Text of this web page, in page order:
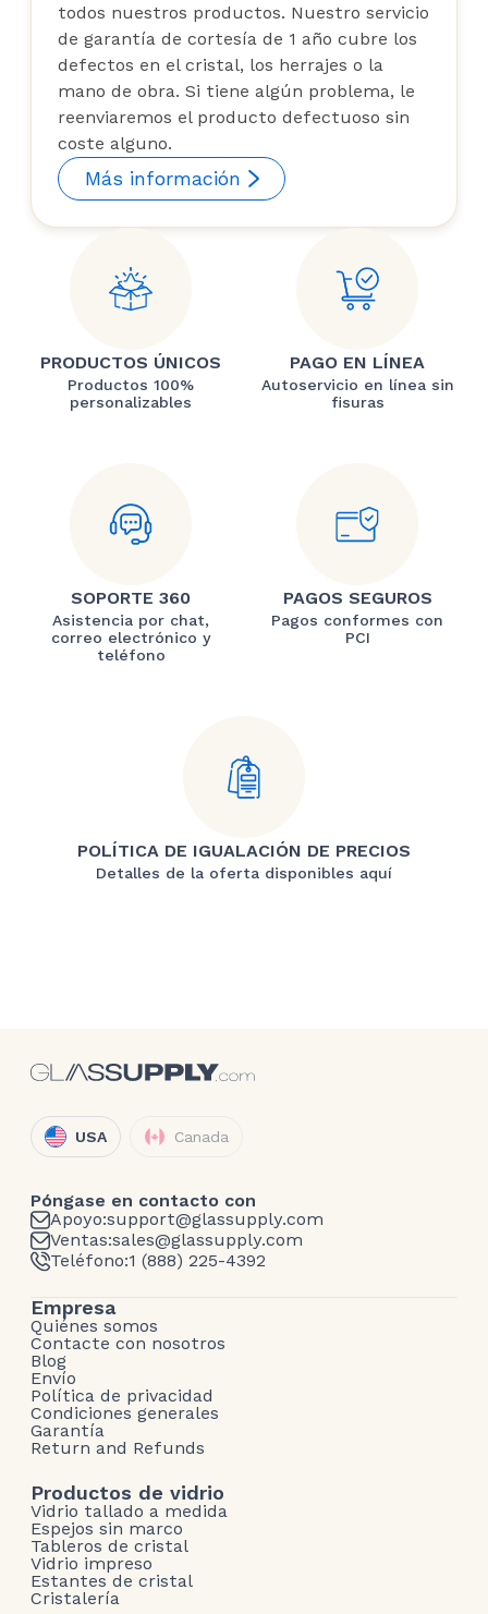
todos nuestros productos. Nuestro servicio
de garantía de cortesía de 1 año cubre los
defectos en el cristal, los herrajes o la
mano de obra. Si tiene algún problema, le
reenviaremos el producto defectuoso sin
coste alguno.
Más información
PRODUCTOS ÚNICOS
Productos 100%
personalizables
PAGO EN LÍNEA
Autoservicio en línea sin
fisuras
SOPORTE 360
Asistencia por chat,
correo electrónico y
teléfono
PAGOS SEGUROS
Pagos conformes con
PCI
POLÍTICA DE IGUALACIÓN DE PRECIOS
Detalles de la oferta disponibles aquí
USA Canada
Póngase en contacto con
Apoyo:support@glassupply.com
Ventas:sales@glassupply.com
Teléfono:1 (888) 225-4392
Empresa
Quiénes somos
Contacte con nosotros
Blog
Envío
Política de privacidad
Condiciones generales
Garantía
Return and Refunds
Productos de vidrio
Vidrio tallado a medida
Espejos sin marco
Tableros de cristal
Vidrio impreso
Estantes de cristal
Cristalería